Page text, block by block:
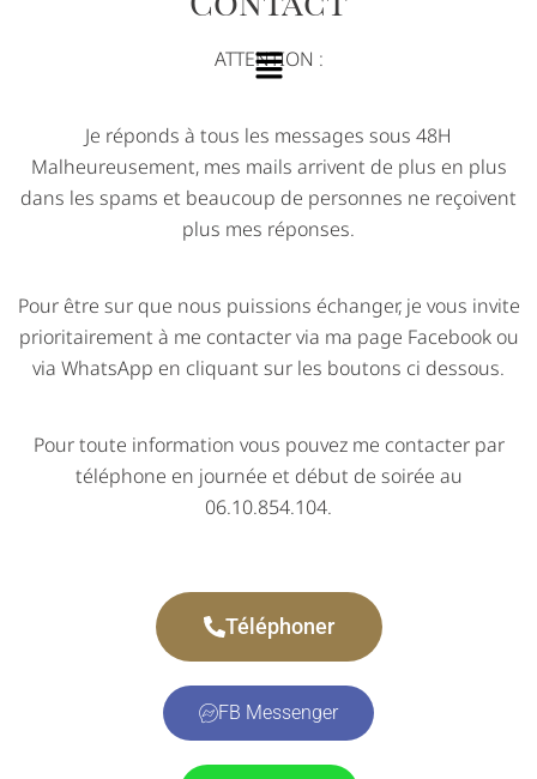
ATTENTION :
Je réponds à tous les messages sous 48H
Malheureusement, mes mails arrivent de plus en plus
dans les spams et beaucoup de personnes ne reçoivent
plus mes réponses.
Pour être sur que nous puissions échanger, je vous invite
prioritairement à me contacter via ma page Facebook ou
via WhatsApp en cliquant sur les boutons ci dessous.
Pour toute information vous pouvez me contacter par
téléphone en journée et début de soirée au
06.10.854.104.
Téléphoner
FB Messenger